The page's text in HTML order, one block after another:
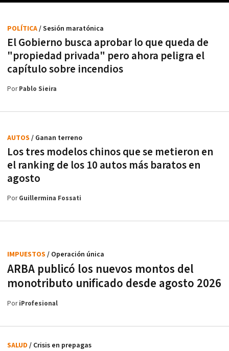
El Gobierno busca aprobar lo que queda de
"propiedad privada" pero ahora peligra el
capítulo sobre incendios
POLÍTICA/ Sesión maratónica
PorPablo Sieira
Los tres modelos chinos que se metieron en
el ranking de los 10 autos más baratos en
agosto
AUTOS / Ganan terreno
PorGuillermina Fossati
ARBA publicó los nuevos montos del
monotributo unificado desde agosto 2026
IMPUESTOS / Operación única
PoriProfesional
SALUD / Crisis en prepagas